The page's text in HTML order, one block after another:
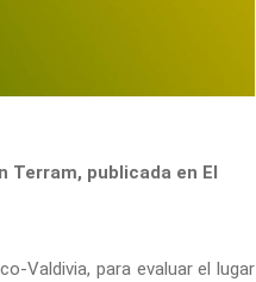
Terram, publicada en El
Valdivia, para evaluar el lugar